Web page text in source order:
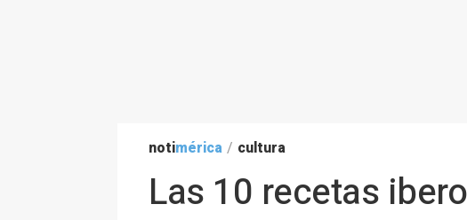
notimérica / cultura
Las 10 recetas